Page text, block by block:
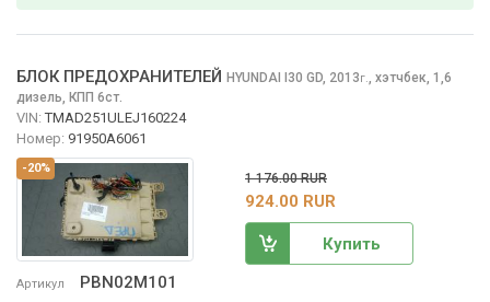
-20%
Артикул PBN02M101
БЛОК ПРЕДОХРАНИТЕЛЕЙ HYUNDAI I30 GD, 2013г., хэтчбек, 1,6
дизель, КПП 6ст.
VIN: TMAD251ULEJ160224
Номер: 91950A6061
1 176.00 RUR
924.00 RUR
Купить